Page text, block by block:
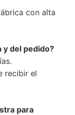
con alta
y del pedido?
recibir el
para